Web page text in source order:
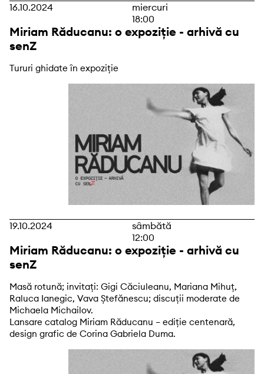
16.10.2024
miercuri
18:00
Miriam Răducanu: o expoziție - arhivă cu
senZ
Tururi ghidate în expoziție
19.10.2024
sâmbătă
12:00
Miriam Răducanu: o expoziție - arhivă cu
senZ
Masă rotună; invitați: Gigi Căciuleanu, Mariana Mihuț,
Raluca Ianegic, Vava Ștefănescu; discuții moderate de
Michaela Michailov.
Lansare catalog Miriam Răducanu – ediție centenară,
design grafic de Corina Gabriela Duma.